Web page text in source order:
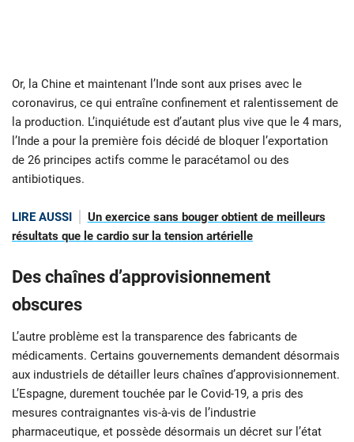
Or, la Chine et maintenant l’Inde sont aux prises avec le
coronavirus, ce qui entraîne confinement et ralentissement de
la production. L’inquiétude est d’autant plus vive que le 4 mars,
l’Inde a pour la première fois décidé de bloquer l’exportation
de 26 principes actifs comme le paracétamol ou des
antibiotiques.
LIRE AUSSI
Un exercice sans bouger obtient de meilleurs
résultats que le cardio sur la tension artérielle
Des chaînes d’approvisionnement
obscures
L’autre problème est la transparence des fabricants de
médicaments. Certains gouvernements demandent désormais
aux industriels de détailler leurs chaînes d’approvisionnement.
L’Espagne, durement touchée par le Covid-19, a pris des
mesures contraignantes vis-à-vis de l’industrie
pharmaceutique, et possède désormais un décret sur l’état